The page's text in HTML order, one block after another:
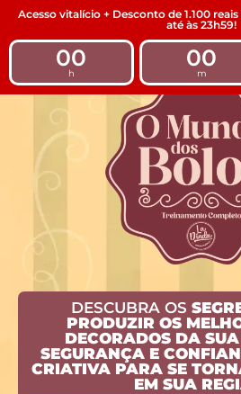
Acesso vitalício + Desconto de 1.100
até às 23h59!
00
h
00
m
DESCUBRA OS
PRODUZIR OS
DECORADOS DA
SEGURANÇA E
CRIATIVA PARA SE
EM SUA